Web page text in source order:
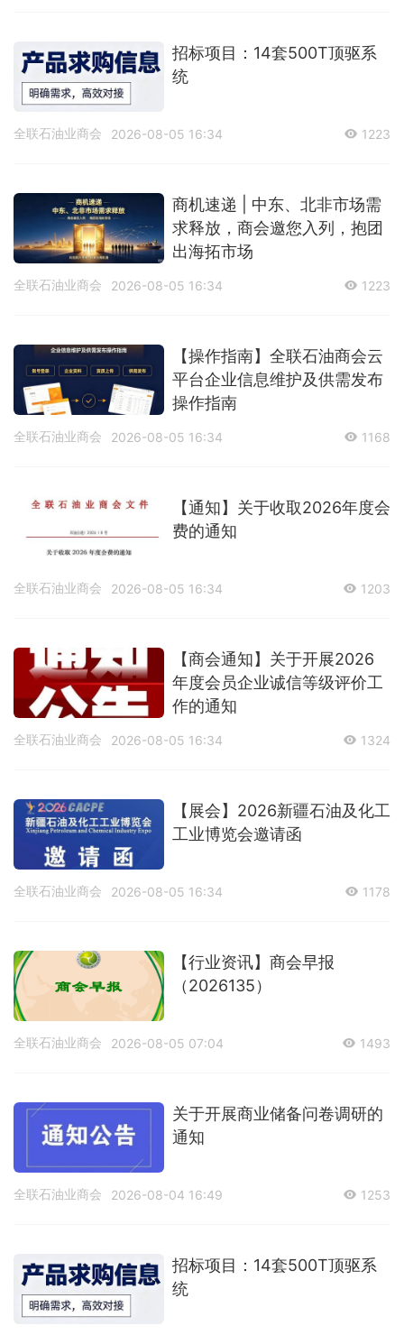
招标项目：14套500T顶驱系
统
全联石油业商会 2026-08-05 16:34 1223
商机速递 | 中东、北非市场需
求释放，商会邀您入列，抱团
出海拓市场
全联石油业商会 2026-08-05 16:34 1223
【操作指南】全联石油商会云
平台企业信息维护及供需发布
操作指南
全联石油业商会 2026-08-05 16:34 1168
【通知】关于收取2026年度会
费的通知
全联石油业商会 2026-08-05 16:34 1203
【商会通知】关于开展2026
年度会员企业诚信等级评价工
作的通知
全联石油业商会 2026-08-05 16:34 1324
【展会】2026新疆石油及化工
工业博览会邀请函
全联石油业商会 2026-08-05 16:34 1178
【行业资讯】商会早报
（2026135）
全联石油业商会 2026-08-05 07:04 1493
关于开展商业储备问卷调研的
通知
全联石油业商会 2026-08-04 16:49 1253
招标项目：14套500T顶驱系
统